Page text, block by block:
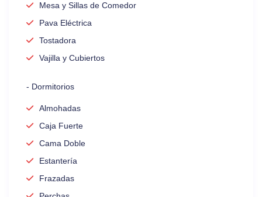
Mesa y Sillas de Comedor
Pava Eléctrica
Tostadora
Vajilla y Cubiertos
- Dormitorios
Almohadas
Caja Fuerte
Cama Doble
Estantería
Frazadas